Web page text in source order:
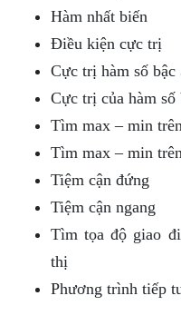
Hàm nhất biến
Điều kiện cực trị
Cực trị hàm số bậc
Cực trị của hàm số
Tìm max – min
Tìm max – min
Tiệm cận đứng
Tiệm cận ngang
Tìm tọa độ giao
thị
Phương trình tiếp